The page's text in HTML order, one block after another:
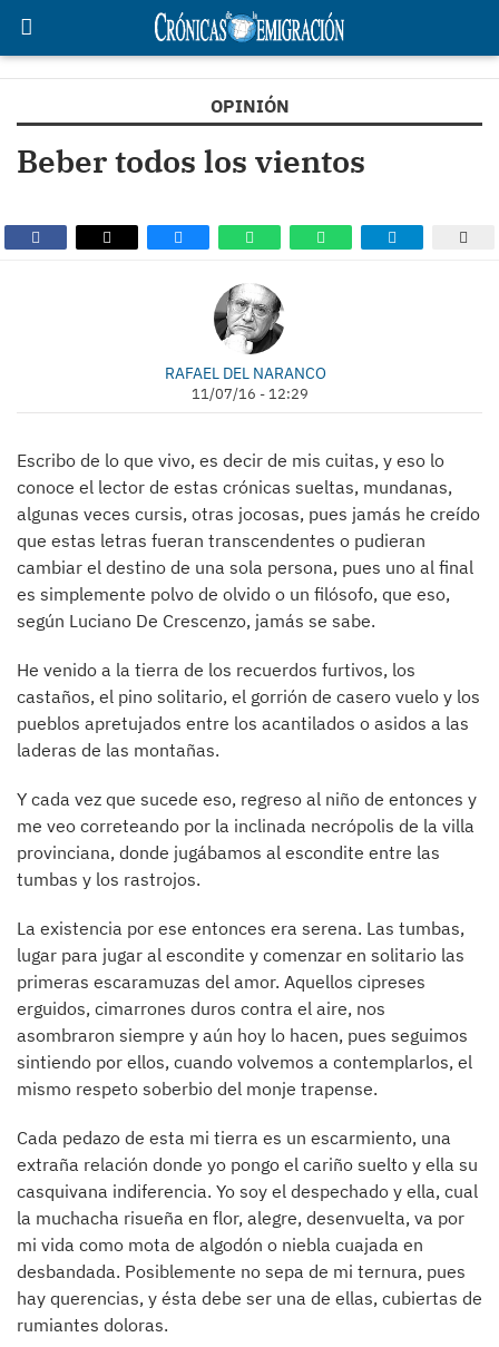
OPINIÓN
Beber todos los vientos
RAFAEL DEL NARANCO
11/07/16 - 12:29
Escribo de lo que vivo, es decir de mis cuitas, y eso lo
conoce el lector de estas crónicas sueltas, mundanas,
algunas veces cursis, otras jocosas, pues jamás he creído
que estas letras fueran transcendentes o pudieran
cambiar el destino de una sola persona, pues uno al final
es simplemente polvo de olvido o un filósofo, que eso,
según Luciano De Crescenzo, jamás se sabe.
He venido a la tierra de los recuerdos furtivos, los
castaños, el pino solitario, el gorrión de casero vuelo y los
pueblos apretujados entre los acantilados o asidos a las
laderas de las montañas.
Y cada vez que sucede eso, regreso al niño de entonces y
me veo correteando por la inclinada necrópolis de la villa
provinciana, donde jugábamos al escondite entre las
tumbas y los rastrojos.
La existencia por ese entonces era serena. Las tumbas,
lugar para jugar al escondite y comenzar en solitario las
primeras escaramuzas del amor. Aquellos cipreses
erguidos, cimarrones duros contra el aire, nos
asombraron siempre y aún hoy lo hacen, pues seguimos
sintiendo por ellos, cuando volvemos a contemplarlos, el
mismo respeto soberbio del monje trapense.
Cada pedazo de esta mi tierra es un escarmiento, una
extraña relación donde yo pongo el cariño suelto y ella su
casquivana indiferencia. Yo soy el despechado y ella, cual
la muchacha risueña en flor, alegre, desenvuelta, va por
mi vida como mota de algodón o niebla cuajada en
desbandada. Posiblemente no sepa de mi ternura, pues
hay querencias, y ésta debe ser una de ellas, cubiertas de
rumiantes doloras.